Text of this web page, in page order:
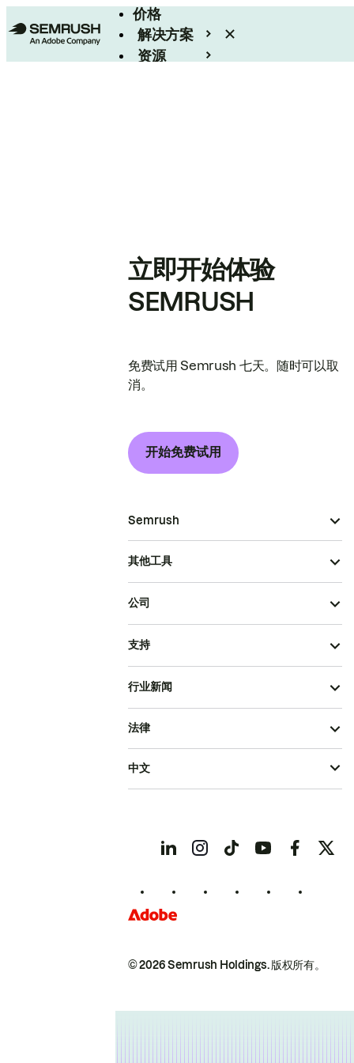
价格
解决方案
资源
立即开始体验
SEMRUSH
免费试用 Semrush 七天。随时可以取
消。
开始免费试用
Semrush
其他工具
公司
支持
行业新闻
© 2026 Semrush Holdings.版权所有。
法律
中文